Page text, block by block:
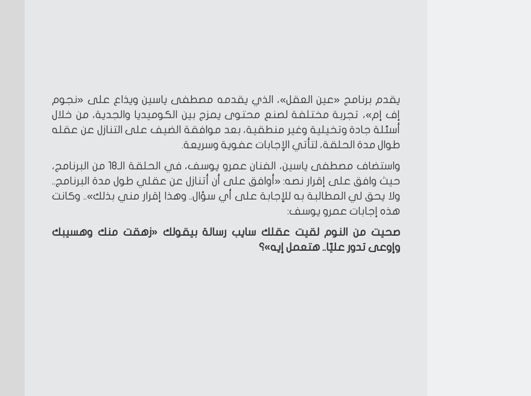
يقدم برنامج «عين العقل»، الذي يقدمه مصطفى ياسين ويذاع على «نجوم
إف إم»، تجربة مختلفة لصنع محتوى يمزج بين الكوميديا والجدية، من خلال
أسئلة جادة وتخيلية وغير منطقية، بعد موافقة الضيف على التنازل عن عقله
طوال مدة الحلقة، لتأتي الإجابات عفوية وسريعة.
واستضاف مصطفى ياسين، الفنان عمرو يوسف، في الحلقة الـ18 من البرنامج،
حيث وافق على إقرار نصه: «أوافق على أن أتنازل عن عقلي طول مدة البرنامج..
ولا يحق لي المطالبة به للإجابة على أي سؤال.. وهذا إقرار مني بذلك».. وكانت
هذه إجابات عمرو يوسف:
صحيت من النوم لقيت عقلك سايب رسالة بيقولك «زهقت منك وهسيبك
وإوعى تدور عليّا.. هتعمل إيه»؟